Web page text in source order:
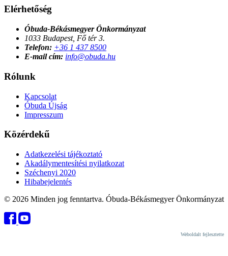
Elérhetőség
Óbuda-Békásmegyer Önkormányzat
1033 Budapest, Fő tér 3.
Telefon: +36 1 437 8500
E-mail cím: info@obuda.hu
Rólunk
Kapcsolat
Óbuda Újság
Impresszum
Közérdekű
Adatkezelési tájékoztató
Akadálymentesítési nyilatkozat
Széchenyi 2020
Hibabejelentés
© 2026 Minden jog fenntartva. Óbuda-Békásmegyer Önkormányzat
Weboldalt fejlesztette